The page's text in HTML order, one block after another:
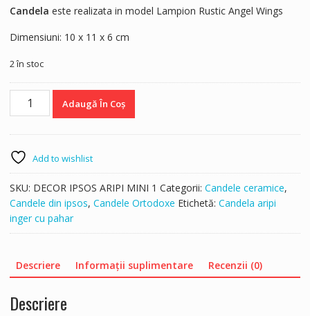
Candela este realizata in model Lampion Rustic Angel Wings
Dimensiuni: 10 x 11 x 6 cm
2 în stoc
Cantitate
Candela
cu
argintiu
Adaugă În Coș
Add to wishlist
SKU: DECOR IPSOS ARIPI MINI 1 Categorii: Candele ceramice,
Candele din ipsos, Candele Ortodoxe Etichetă: Candela aripi
inger cu pahar
Descriere Informații suplimentare Recenzii (0)
Descriere